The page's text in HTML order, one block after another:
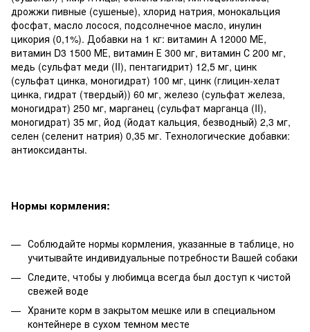
дрожжи пивные (сушеные), хлорид натрия, монокальция
фосфат, масло лосося, подсолнечное масло, инулин
цикория (0,1%). Добавки на 1 кг: витамин А 12000 МЕ,
витамин D3 1500 МЕ, витамин Е 300 мг, витамин С 200 мг,
медь (сульфат меди (II), пентагидрит) 12,5 мг, цинк
(сульфат цинка, моногидрат) 100 мг, цинк (глицин-хелат
цинка, гидрат (твердый)) 60 мг, железо (сульфат железа,
моногидрат) 250 мг, марганец (сульфат марганца (II),
моногидрат) 35 мг, йод (йодат кальция, безводный) 2,3 мг,
селен (селенит натрия) 0,35 мг. Технологические добавки:
антиоксиданты.
Нормы кормления:
Соблюдайте нормы кормления, указанные в таблице, но
учитывайте индивидуальные потребности Вашей собаки
Следите, чтобы у любимца всегда был доступ к чистой
свежей воде
Храните корм в закрытом мешке или в специальном
контейнере в сухом темном месте